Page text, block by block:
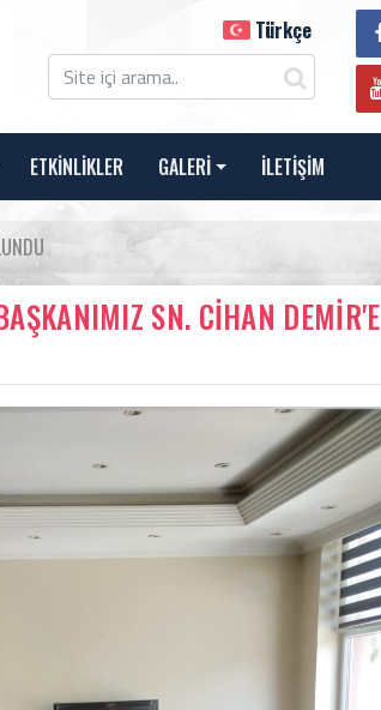
Türkçe
ETKİNLİKLER GALERİ İLETİŞİM
SN. CİHAN DEMİR'E